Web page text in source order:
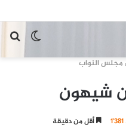
الوضع
المظلم
مجلس النواب
شيهون
1٬381 أقل من دقيقة